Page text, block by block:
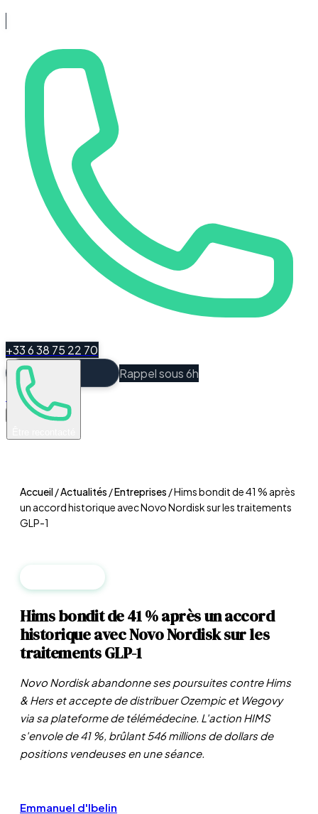
+33 6 38 75 22 70
Rappel sous 6h
Espace Client
Accueil/Actualités /Entreprises /Hims bondit de 41 % après
un accord historique avec Novo Nordisk sur les traitements
GLP-1
Hims bondit de 41 % après un accord
historique avec Novo Nordisk sur les
traitements GLP-1
Novo Nordisk abandonne ses poursuites contre Hims
& Hers et accepte de distribuer Ozempic et Wegovy
via sa plateforme de télémédecine. L'action HIMS
s'envole de 41 %, brûlant 546 millions de dollars de
positions vendeuses en une séance.
Emmanuel d'Ibelin